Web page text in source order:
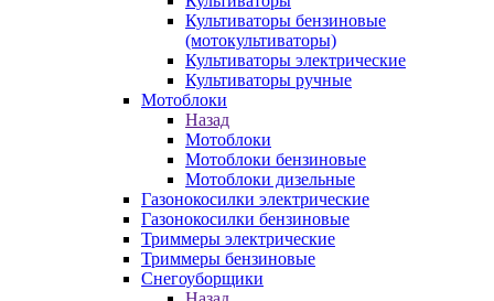
Культиваторы бензиновые
(мотокультиваторы)
Культиваторы электрические
Культиваторы ручные
Мотоблоки
Назад
Мотоблоки
Мотоблоки бензиновые
Мотоблоки дизельные
Газонокосилки электрические
Газонокосилки бензиновые
Триммеры электрические
Триммеры бензиновые
Снегоуборщики